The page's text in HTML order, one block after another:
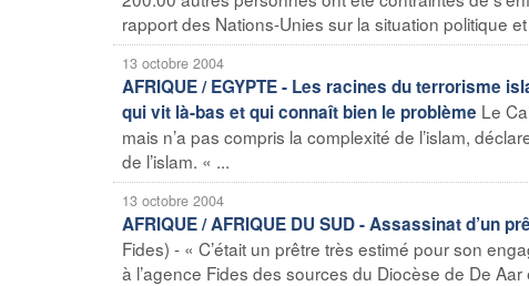
rapport des Nations-Unies sur la situation politique
13 octobre 2004
AFRIQUE / EGYPTE - Les racines du terrorisme
qui vit là-bas et qui connaît bien le problème Le
mais n’a pas compris la complexité de l’islam,
de l’islam. « ...
13 octobre 2004
AFRIQUE / AFRIQUE DU SUD - Assassinat d’un
Fides) - « C’était un prêtre très estimé pour son
à l’agence Fides des sources du Diocèse de De